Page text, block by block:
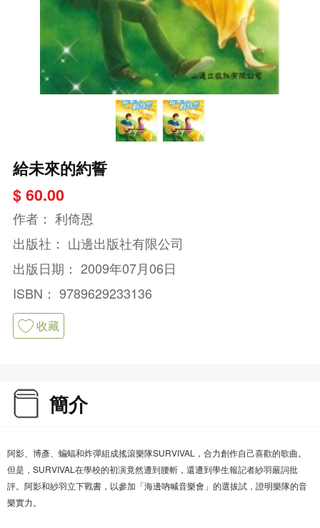
給未來的約誓
$ 60.00
作者： 利倚恩
出版社： 山邊出版社有限公司
出版日期： 2009年07月06日
ISBN： 9789629233136
收藏
簡介
阿影、博彥、蝙蝠和炸彈組成搖滾樂隊SURVIVAL，合力創作自己喜歡的歌曲。
但是，SURVIVAL在學校的初演竟然遭到腰斬，還遭到學生報記者紗羽嚴詞批
評。阿影和紗羽立下戰書，以參加「海邊吶喊音樂會」的選拔試，證明樂隊的音
樂實力。